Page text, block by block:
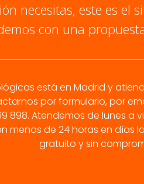
necesitas, este es el
con una
está en Madrid y
por formulario, por
898. Atendemos de lunes a
menos de 24 horas en días
gratuito y sin